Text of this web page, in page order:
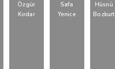
Özgür
Kırdar
Safa
Yenice
Hüsnü
Bozkurt